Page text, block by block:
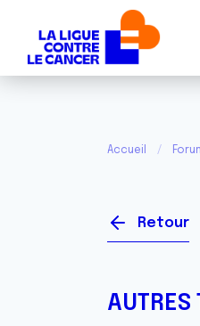
Accueil
Retour
AUTRES